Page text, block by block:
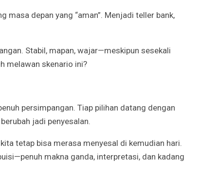
masa depan yang “aman”. Menjadi teller bank,
Stabil, mapan, wajar—meskipun sesekali
melawan skenario ini?
persimpangan. Tiap pilihan datang dengan
jadi penyesalan.
tetap bisa merasa menyesal di kemudian hari.
makna ganda, interpretasi, dan kadang
Oct 21, 2024